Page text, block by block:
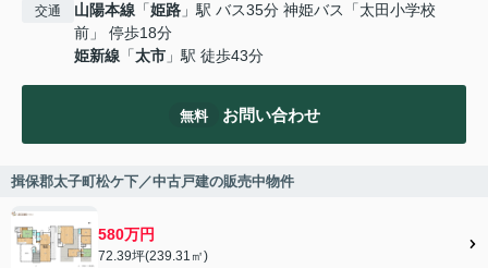
交通 山陽本線 「姫路 」駅 バス35分 神姫バス「太田小学校
前」 停歩18分
姫新線 「太市 」駅 徒歩43分
無料 お問い合わせ
揖保郡太子町松ケ下／中古戸建の販売中物件
580万円
72.39坪(239.31㎡)